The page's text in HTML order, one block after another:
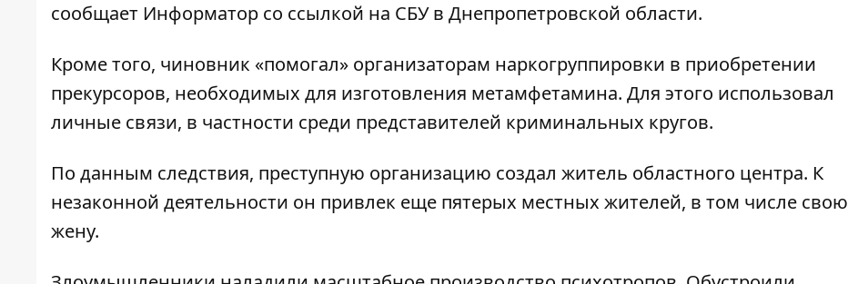
сообщает Информатор со ссылкой на СБУ в Днепропетровской области.
Кроме того, чиновник «помогал» организаторам наркогруппировки в приобретении
прекурсоров, необходимых для изготовления метамфетамина. Для этого использовал
личные связи, в частности среди представителей криминальных кругов.
По данным следствия, преступную организацию создал житель областного центра. К
незаконной деятельности он привлек еще пятерых местных жителей, в том числе свою
жену.